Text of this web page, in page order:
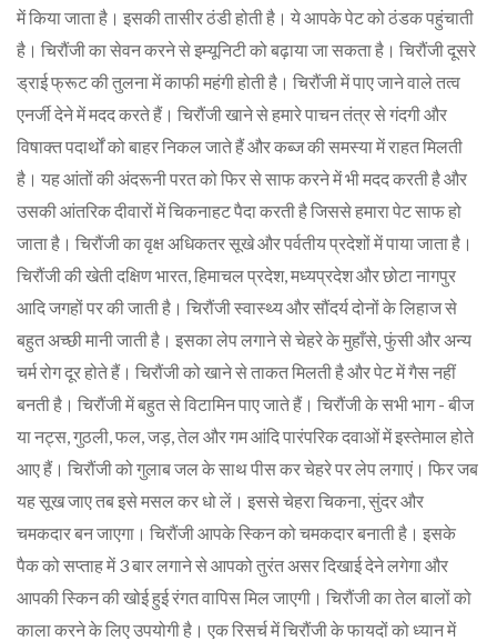
में किया जाता है। इसकी तासीर ठंडी होती है। ये आपके पेट को ठंडक पहुंचाती
है। चिरौंजी का सेवन करने से इम्यूनिटी को बढ़ाया जा सकता है। चिरौंजी दूसरे
ड्राई फ्रूट की तुलना में काफी महंगी होती है। चिरौंजी में पाए जाने वाले तत्व
एनर्जी देने में मदद करते हैं। चिरौंजी खाने से हमारे पाचन तंत्र से गंदगी और
विषाक्त पदार्थों को बाहर निकल जाते हैं और कब्ज की समस्या में राहत मिलती
है। यह आंतों की अंदरूनी परत को फिर से साफ करने में भी मदद करती है और
उसकी आंतरिक दीवारों में चिकनाहट पैदा करती है जिससे हमारा पेट साफ हो
जाता है। चिरौंजी का वृक्ष अधिकतर सूखे और पर्वतीय प्रदेशों में पाया जाता है।
चिरौंजी की खेती दक्षिण भारत, हिमाचल प्रदेश, मध्यप्रदेश और छोटा नागपुर
आदि जगहों पर की जाती है। चिरौंजी स्वास्थ्य और सौंदर्य दोनों के लिहाज से
बहुत अच्छी मानी जाती है। इसका लेप लगाने से चेहरे के मुहाँसे, फुंसी और अन्य
चर्म रोग दूर होते हैं। चिरौंजी को खाने से ताकत मिलती है और पेट में गैस नहीं
बनती है। चिरौंजी में बहुत से विटामिन पाए जाते हैं। चिरौंजी के सभी भाग - बीज
या नट्स, गुठली, फल, जड़, तेल और गम आंदि पारंपरिक दवाओं में इस्तेमाल होते
आए हैं। चिरौंजी को गुलाब जल के साथ पीस कर चेहरे पर लेप लगाएं। फिर जब
यह सूख जाए तब इसे मसल कर धो लें। इससे चेहरा चिकना, सुंदर और
चमकदार बन जाएगा। चिरौंजी आपके स्किन को चमकदार बनाती है। इसके
पैक को सप्ताह में 3 बार लगाने से आपको तुरंत असर दिखाई देने लगेगा और
आपकी स्किन की खोई हुई रंगत वापिस मिल जाएगी। चिरौंजी का तेल बालों को
काला करने के लिए उपयोगी है। एक रिसर्च में चिरौंजी के फायदों को ध्यान में